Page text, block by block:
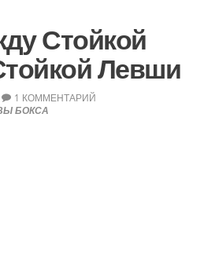
Стойкой
Левши
БОКСА
1 КОММЕНТАРИЙ